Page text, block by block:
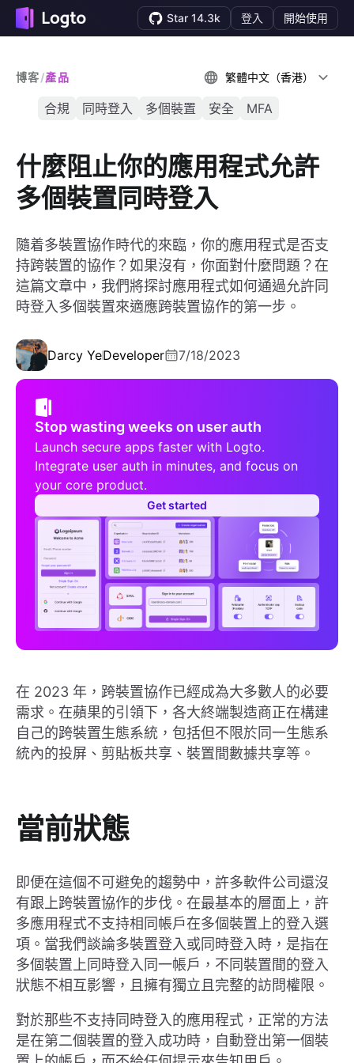
Star 14.3k 登入 開始使用
博客/產品 繁體中文（香港）
合規 同時登入 多個裝置 安全 MFA
什麼阻止你的應用程式允許
多個裝置同時登入
隨着多裝置協作時代的來臨，你的應用程式是否支
持跨裝置的協作？如果沒有，你面對什麼問題？在
這篇文章中，我們將探討應用程式如何通過允許同
時登入多個裝置來適應跨裝置協作的第一步。
Darcy YeDeveloper 7/18/2023
Stop wasting weeks on user auth
Launch secure apps faster with Logto.
Integrate user auth in minutes, and focus on
your core product.
Get started
在 2023 年，跨裝置協作已經成為大多數人的必要
需求。在蘋果的引領下，各大終端製造商正在構建
自己的跨裝置生態系統，包括但不限於同一生態系
統內的投屏、剪貼板共享、裝置間數據共享等。
當前狀態
即便在這個不可避免的趨勢中，許多軟件公司還沒
有跟上跨裝置協作的步伐。在最基本的層面上，許
多應用程式不支持相同帳戶在多個裝置上的登入選
項。當我們談論多裝置登入或同時登入時，是指在
多個裝置上同時登入同一帳戶，不同裝置間的登入
狀態不相互影響，且擁有獨立且完整的訪問權限。
對於那些不支持同時登入的應用程式，正常的方法
是在第二個裝置的登入成功時，自動登出第一個裝